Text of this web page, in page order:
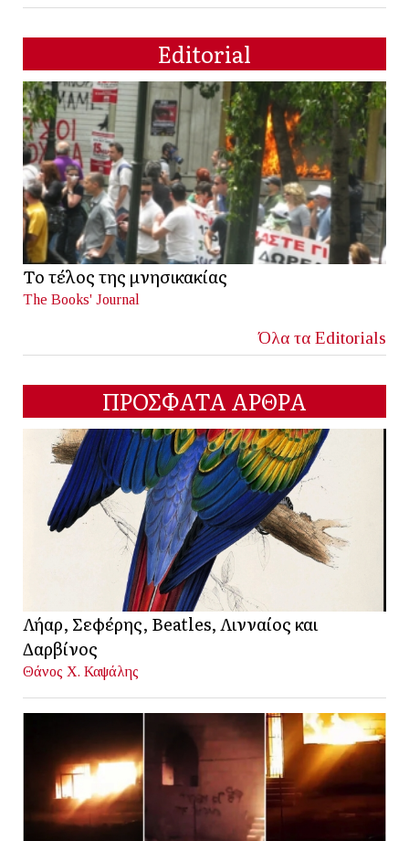
Editorial
Το τέλος της μνησικακίας
The Books' Journal
Όλα τα Editorials
ΠΡΟΣΦΑΤΑ ΑΡΘΡΑ
Λήαρ, Σεφέρης, Beatles, Λινναίος και
Δαρβίνος
Θάνος Χ. Καψάλης